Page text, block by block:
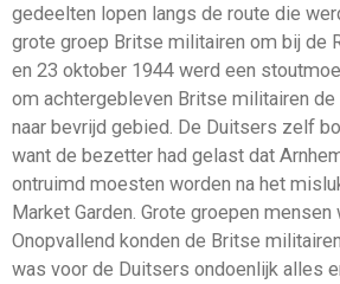
gedeelten lopen langs de route die
grote groep Britse militairen om bij de
en 23 oktober 1944 werd een
om achtergebleven Britse militairen de
naar bevrijd gebied. De Duitsers zelf
want de bezetter had gelast dat
ontruimd moesten worden na het
Market Garden. Grote groepen mensen
Onopvallend konden de Britse
was voor de Duitsers ondoenlijk alles